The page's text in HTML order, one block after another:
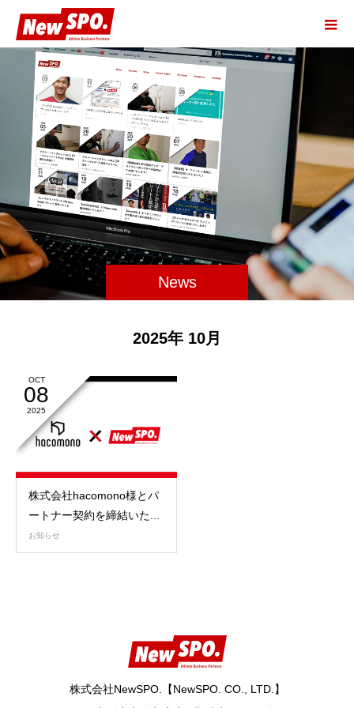
News
2025年 10月
OCT
08
2025
株式会社hacomono様とパ
ートナー契約を締結いた...
お知らせ
株式会社NewSPO.【NewSPO. CO., LTD.】